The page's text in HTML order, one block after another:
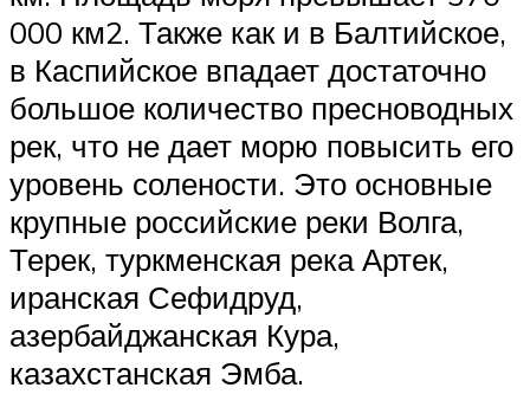
000 км2. Также как и в Балтийское,
в Каспийское впадает достаточно
большое количество пресноводных
рек, что не дает морю повысить его
уровень солености. Это основные
крупные российские реки Волга,
Терек, туркменская река Артек,
иранская Сефидруд,
азербайджанская Кура,
казахстанская Эмба.